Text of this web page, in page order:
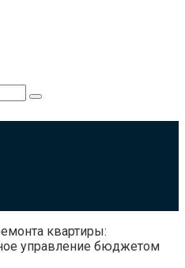
квартиры:
управление бюджетом